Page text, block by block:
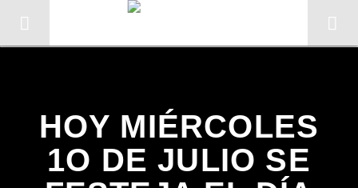
HOY MIÉRCOLES
1O DE JULIO SE